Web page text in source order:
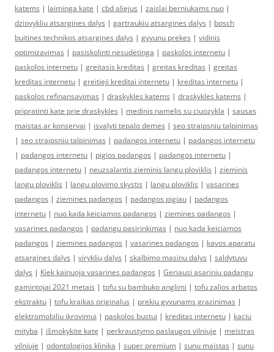
katems | laiminga kate | cbd aliejus | zaislai berniukams nuo |
dziovykliu atsargines dalys | gartraukiu atsargines dalys | bosch
buitines technikos atsargines dalys | gyvunu prekes | vidinis
optimizavimas | pasiskolinti nesudėtinga | paskolos internetu |
paskolos internetu | greitasis kreditas | greitas kreditas | greitas
kreditas internetu | greitieji kreditai internetu | kreditas internetu |
paskolos refinansavimas | draskykles katems | draskykles katems |
pripratinti kate prie draskykles | medinis namelis su ciuozykla | sausas
maistas ar konservai | isvalyti tepalo demes | seo straipsniu talpinimas
| seo straipsniu talpinimas | padangos internetu | padangos internetu
| padangos internetu | pigios padangos | padangos internetu |
padangos internetu | neuzsalantis zieminis langu ploviklis | zieminis
langu ploviklis | langu plovimo skystis | langu ploviklis | vasarines
padangos | ziemines padangos | padangos pigiau | padangos
internetu | nuo kada keiciamos padangos | ziemines padangos |
vasarines padangos | padangu pasirinkimas | nuo kada keiciamos
padangos | ziemines padangos | vasarines padangos | kavos aparatu
atsargines dalys | viryklių dalys | skalbimo masinu dalys | saldytuvu
dalys | Kiek kainuoja vasarines padangos | Geriausi asariniu padangu
gamintojai 2021 metais | tofu su bambuko anglimi | tofu zalios arbatos
ekstraktu | tofu kraikas originalus | prekiu gyvunams grazinimas |
elektromobiliu ikrovimui | paskolos bustui | kreditas internetu | kaciu
mityba | išmokykite katę | perkraustymo paslaugos vilniuje | meistras
vilniuje | odontologijos klinika | super premium | sunu maistas | sunu